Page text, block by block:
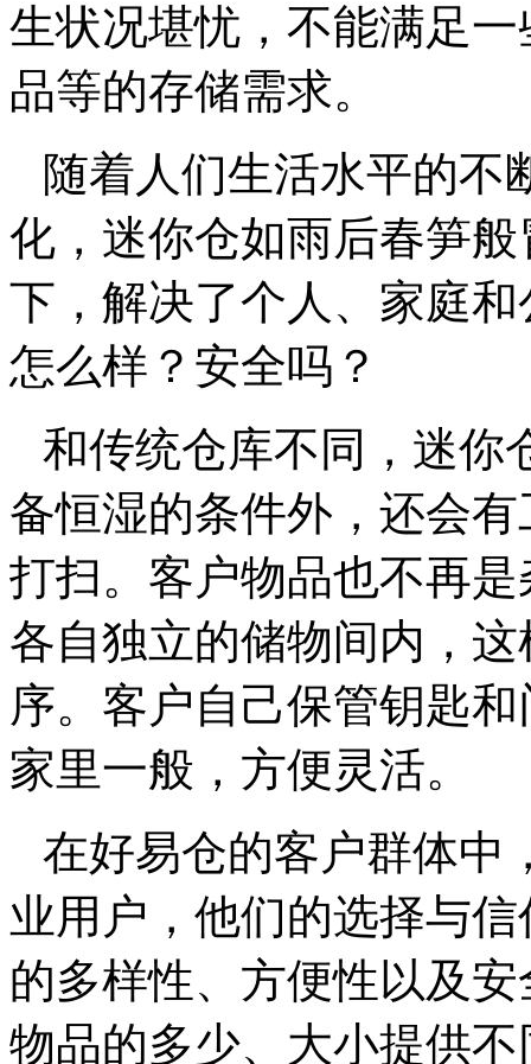
生状况堪忧，不能满足
品等的存储需求。
随着人们生活水平的不
化，迷你仓如雨后春笋
下，解决了个人、家庭
怎么样？安全吗？
和传统仓库不同，迷你
备恒湿的条件外，还会
打扫。客户物品也不再
各自独立的储物间内，
序。客户自己保管钥匙
家里一般，方便灵活。
在好易仓的客户群体中
业用户，他们的选择与
的多样性、方便性以及
物品的多少、大小提供